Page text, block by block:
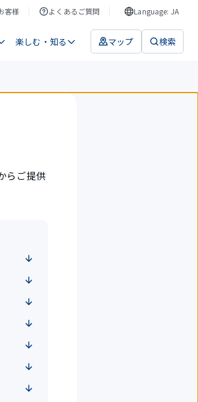
客様 よくあるご質問 Language: JA
楽しむ・知る マップ 検索
らご提供